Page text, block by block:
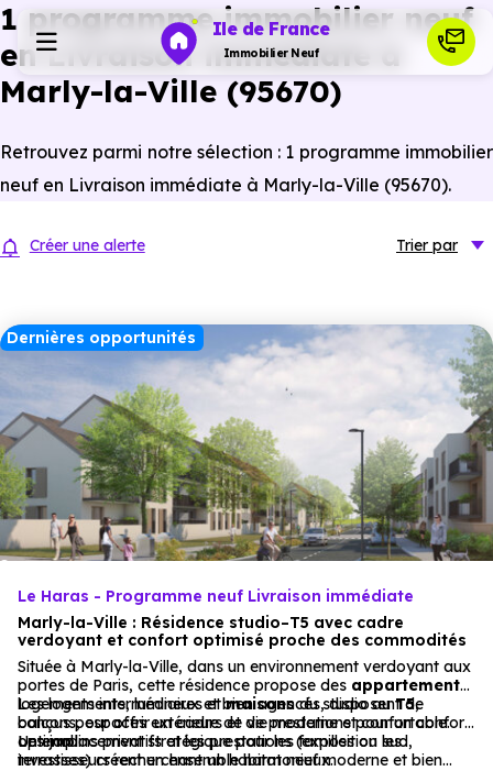
Ile de France
Immobilier Neuf
Actualités
Ressources
Financer
1 programme immobilier neuf
en Livraison immédiate à
Marly-la-Ville (95670)
Retrouvez parmi notre sélection : 1 programme immobilier
neuf en Livraison immédiate à Marly-la-Ville (95670).
Créer une alerte Trier par
Dernières opportunités
Le Haras - Programme neuf Livraison immédiate
Marly-la-Ville : Résidence studio–T5 avec cadre
verdoyant et confort optimisé proche des commodités
Située à Marly-la-Ville, dans un environnement verdoyant aux
portes de Paris, cette résidence propose des appartements
logements intermédiaires etmaisonsdu studio auT5,
conçus pour offrir un cadre de vie moderne et confortable.
Les jardins privatifs et les prestations (exposition sud,
terrasses) créent un ensemble harmonieux.
Les logements, lumineux et bien agencés, disposent de
balcons, espaces extérieurs et de prestations pour un confort
optimal.
Un emplacement stratégique pour les familles ou les
investisseurs recherchant un habitat neuf moderne et bien